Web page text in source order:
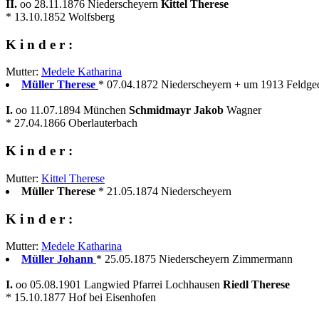
II. oo 28.11.1876 Niederscheyern Kittel Therese
* 13.10.1852 Wolfsberg
K i n d e r :
Mutter: Medele Katharina
Müller Therese * 07.04.1872 Niederscheyern + um 1913
I. oo 11.07.1894 München Schmidmayr Jakob Wagner
* 27.04.1866 Oberlauterbach
K i n d e r :
Mutter: Kittel Therese
Müller Therese * 21.05.1874 Niederscheyern
K i n d e r :
Mutter: Medele Katharina
Müller Johann * 25.05.1875 Niederscheyern Zimmermann
I. oo 05.08.1901 Langwied Pfarrei Lochhausen Riedl Therese
* 15.10.1877 Hof bei Eisenhofen